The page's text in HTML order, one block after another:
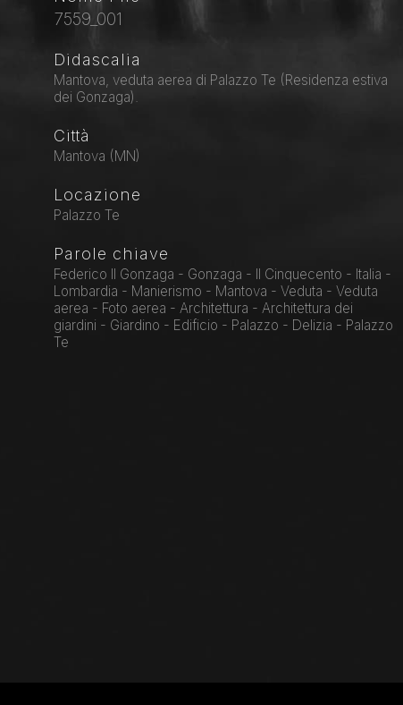
7559_001
Didascalia
Mantova, veduta aerea di Palazzo Te (Residenza estiva
dei Gonzaga).
Città
Mantova (MN)
Locazione
Palazzo Te
Parole chiave
Federico II Gonzaga - Gonzaga - Il Cinquecento - Italia -
Lombardia - Manierismo - Mantova - Veduta - Veduta
aerea - Foto aerea - Architettura - Architettura dei
giardini - Giardino - Edificio - Palazzo - Delizia - Palazzo
Te